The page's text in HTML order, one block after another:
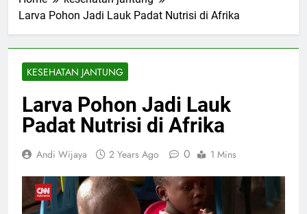
Larva Pohon Jadi Lauk Padat Nutrisi di Afrika
KESEHATAN JANTUNG
Larva Pohon Jadi Lauk
Padat Nutrisi di Afrika
Andi Wijaya 2 Years Ago 0 1 Mins